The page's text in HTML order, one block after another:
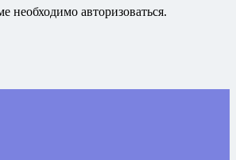
необходимо авторизоваться.